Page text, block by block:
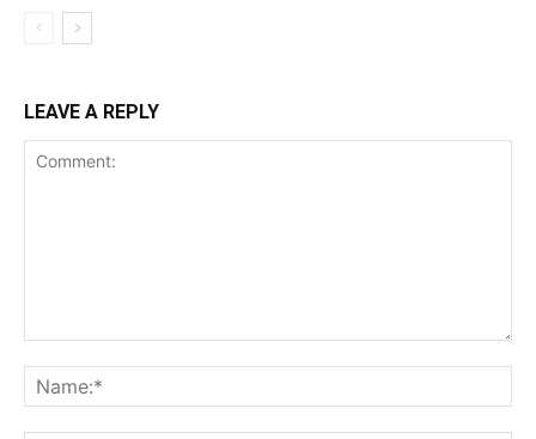
LEAVE A REPLY